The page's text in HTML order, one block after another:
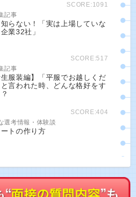
SCORE:1091
記事
らない！「実は上場していな
業32社」
SCORE:517
記事
生服装編】「平服でお越しくだ
言われた時、どんな格好をす
SCORE:404
選考情報・体験談
トの作り方